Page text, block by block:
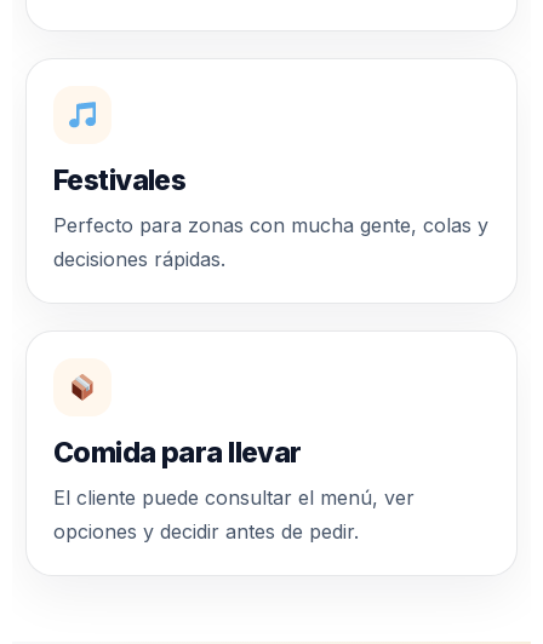
Festivales
Perfecto para zonas con mucha gente, colas y
decisiones rápidas.
Comida para llevar
El cliente puede consultar el menú, ver
opciones y decidir antes de pedir.